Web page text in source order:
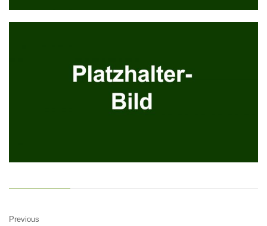
Previous